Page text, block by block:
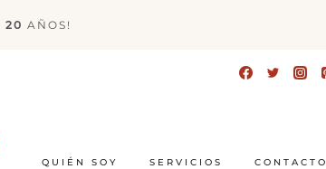
20 AÑOS!
QUIÉN SOY SERVICIOS CONTACTO